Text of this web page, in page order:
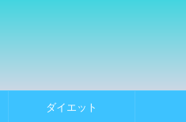
ダイエット